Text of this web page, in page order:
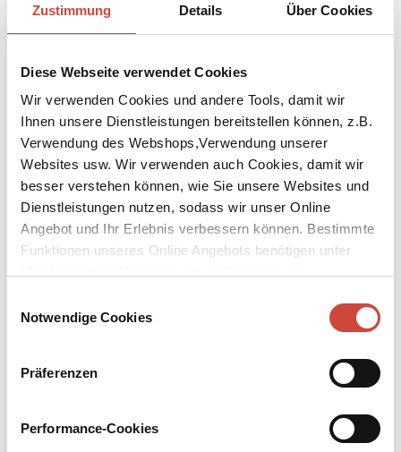
Zustimmung Details Über Cookies
Diese Webseite verwendet Cookies
Wir verwenden Cookies und andere Tools, damit wir
Ihnen unsere Dienstleistungen bereitstellen können, z.B.
Verwendung des Webshops,Verwendung unserer
Websites usw. Wir verwenden auch Cookies, damit wir
besser verstehen können, wie Sie unsere Websites und
Dienstleistungen nutzen, sodass wir unser Online
Angebot und Ihr Erlebnis verbessern können. Bestimmte
Funktionen unseres Online Angebots benötigen unter
Notwendige Cookies
Präferenzen
Performance-Cookies
08
Lesung
09
Lesung
Alice Horácková liest in Frankfurt am Main
Lesung
Louise Brown liest in Hamburg
12
Lesung
Martin Walker liest in Lörrach
14
Lesung
15
Lesung
16
Lesung